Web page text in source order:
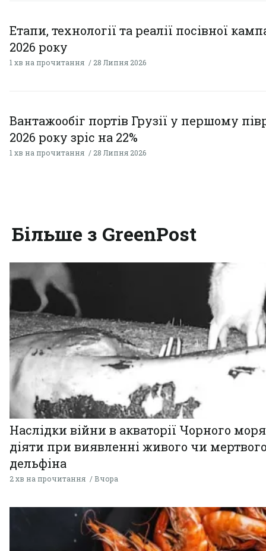
Етапи, технології та реалії посівної
2026 року
1 хв на прочитання 28 Липня 2026
Вантажообіг портів Грузії у першому
2026 року зріс на 22%
1 хв на прочитання 28 Липня 2026
Більше з GreenPost
Наслідки війни в акваторії Чорного
діяти при виявленні живого чи
дельфіна
2 хв на прочитання Вчора